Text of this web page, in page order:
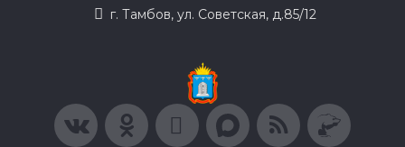
г. Тамбов, ул. Советская, д.85/12